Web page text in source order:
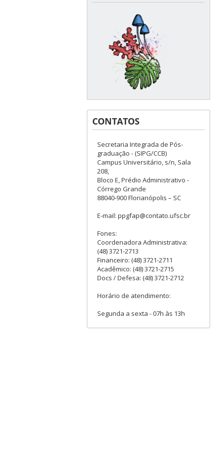
CONTATOS
Secretaria Integrada de Pós-
graduação - (SIPG/CCB)
Campus Universitário, s/n, Sala
208,
Bloco E, Prédio Administrativo -
Córrego Grande
88040-900 Florianópolis – SC
E-mail: ppgfap@contato.ufsc.br
Fones:
Coordenadora Administrativa:
(48) 3721-2713
Financeiro: (48) 3721-2711
Acadêmico: (48) 3721-2715
Docs / Defesa: (48) 3721-2712
Horário de atendimento:
Segunda a sexta - 07h às 13h